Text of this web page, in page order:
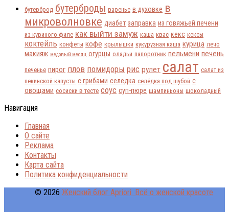
бутерброд бутерброды варенье в духовке в
микроволновке диабет заправка из говяжьей печени
из куриного филе как выйти замуж каша квас кекс кексы
коктейль конфеты кофе крылышки кукурузная каша курица лечо
макияж медовый месяц огурцы оладьи папоротник пельмени печень
печенье пирог плов помидоры рис рулет салат салат из
пекинской капусты с грибами селедка селёдка под шубой с
овощами сосиски в тесте соус суп-пюре шампиньоны шоколадный
Навигация
Главная
О сайте
Реклама
Контакты
Карта сайта
Политика конфиденциальности
© 2026 Женский блог Apriori. Всё о женской красоте